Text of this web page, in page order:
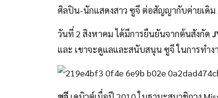
ศิลปิน-นักแสดงสาว ซูจี ต่อสัญญากับค่ายเดิม
วันที่ 2 สิงหาคม ได้มีการยืนยันจากต้นสังกัด
และ เขาจะดูแลและสนับสนุน ซูจี ในการทำ